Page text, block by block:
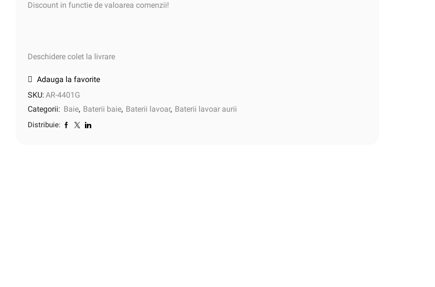
Discount in functie de valoarea comenzii!
Deschidere colet la livrare
Adauga la favorite
SKU: AR-4401G
Categorii: Baie, Baterii baie, Baterii lavoar, Baterii lavoar aurii
Distribuie: